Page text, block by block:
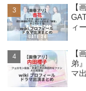
【
ィ
【
弟
マ